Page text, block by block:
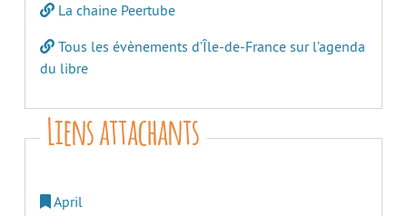
La chaine Peertube
Tous les évènements d’Île-de-France sur l’agenda
du libre
Liens attachants
April